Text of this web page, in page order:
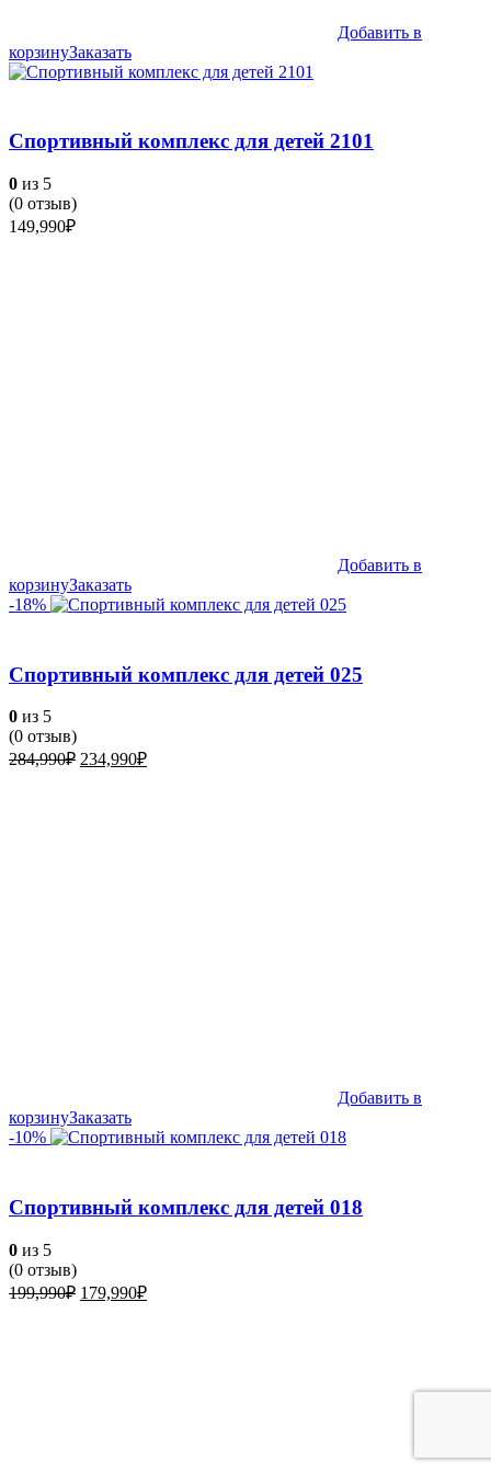
Добавить в
корзинуЗаказать
Спортивный комплекс для детей 2101
0 из 5
(0 отзыв)
149,990₽
Добавить в
корзинуЗаказать
-18%
Спортивный комплекс для детей 025
0 из 5
(0 отзыв)
284,990₽ Первоначальная
234,990₽Текущая
Добавить в
корзинуЗаказать
-10%
Спортивный комплекс для детей 018
0 из 5
(0 отзыв)
199,990₽ Первоначальная
179,990₽Текущая